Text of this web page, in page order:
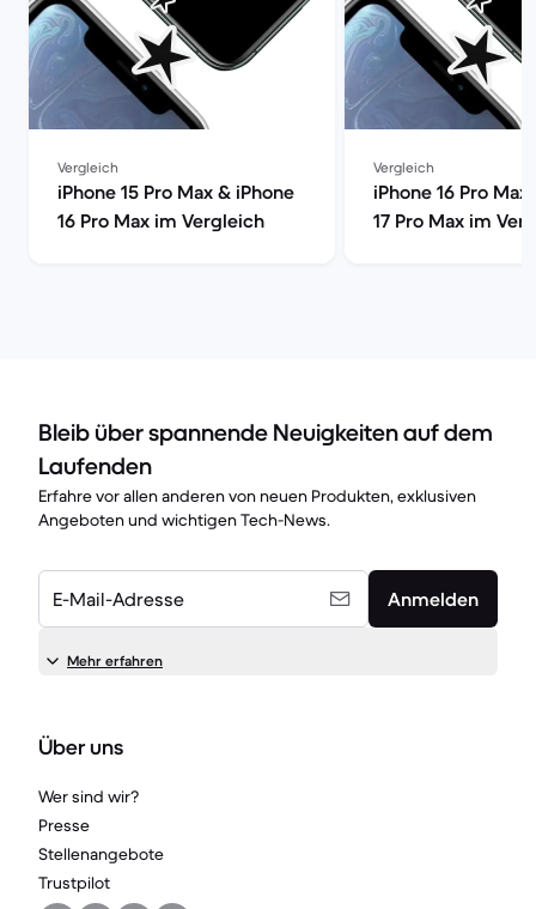
Vergleich
iPhone 15 Pro Max & iPhone
16 Pro Max im Vergleich
Vergleich
iPhone 16 Pro
17 Pro Max im
Bleib über spannende Neuigkeiten auf dem
Laufenden
Erfahre vor allen anderen von neuen Produkten, exklusiven
Angeboten und wichtigen Tech-News.
E-Mail-Adresse Anmelden
Mehr erfahren
Über uns
Wer sind wir?
Presse
Stellenangebote
Trustpilot